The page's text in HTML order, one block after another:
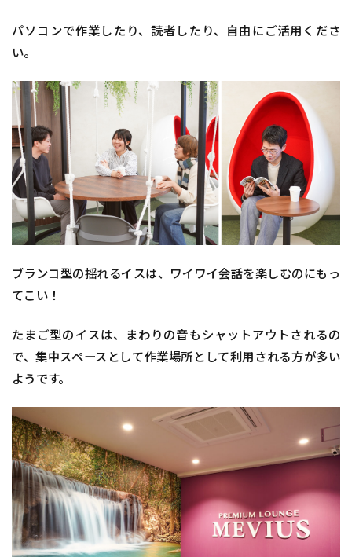
パソコンで作業したり、読者したり、自由にご活用くださ
い。
ブランコ型の揺れるイスは、ワイワイ会話を楽しむのにもっ
てこい！
たまご型のイスは、まわりの音もシャットアウトされるの
で、集中スペースとして作業場所として利用される方が多い
ようです。